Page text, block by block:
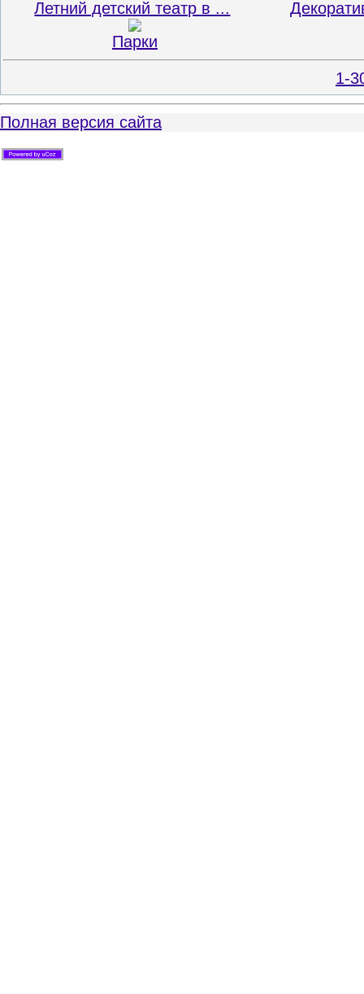
Летний детский театр в ...
Парки
1-
Полная версия сайта